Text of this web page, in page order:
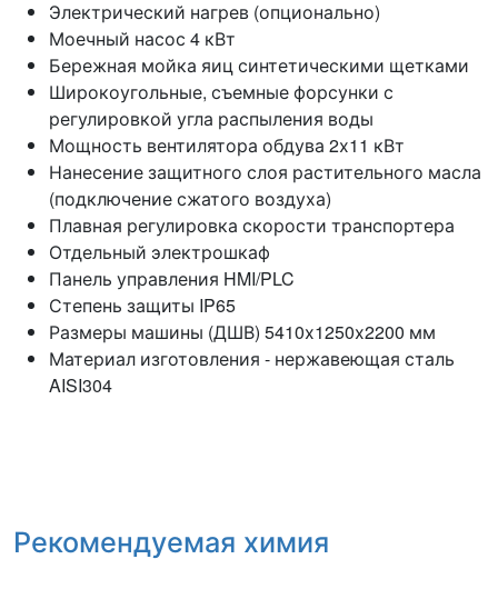
Электрический нагрев (опционально)
Моечный насос 4 кВт
Бережная мойка яиц синтетическими щетками
Широкоугольные, съемные форсунки с
регулировкой угла распыления воды
Мощность вентилятора обдува 2х11 кВт
Нанесение защитного слоя растительного масла
(подключение сжатого воздуха)
Плавная регулировка скорости транспортера
Отдельный электрошкаф
Панель управления HMI/PLC
Степень защиты IP65
Размеры машины (ДШВ) 5410х1250х2200 мм
Материал изготовления - нержавеющая сталь
AISI304
Рекомендуемая химия